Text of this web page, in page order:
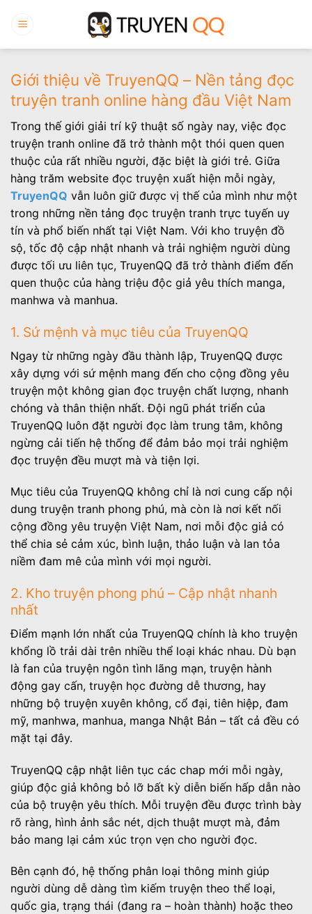
qua
Giới thiệu về TruyenQQ – Nền tảng đọc
truyện tranh online hàng đầu Việt Nam
Trong thế giới giải trí kỹ thuật số ngày nay, việc đọc
truyện tranh online đã trở thành một thói quen quen
thuộc của rất nhiều người, đặc biệt là giới trẻ. Giữa
hàng trăm website đọc truyện xuất hiện mỗi ngày,
TruyenQQ vẫn luôn giữ được vị thế của mình như một
trong những nền tảng đọc truyện tranh trực tuyến uy
tín và phổ biến nhất tại Việt Nam. Với kho truyện đồ
sộ, tốc độ cập nhật nhanh và trải nghiệm người dùng
được tối ưu liên tục, TruyenQQ đã trở thành điểm đến
quen thuộc của hàng triệu độc giả yêu thích manga,
manhwa và manhua.
1. Sứ mệnh và mục tiêu của TruyenQQ
Ngay từ những ngày đầu thành lập, TruyenQQ được
xây dựng với sứ mệnh mang đến cho cộng đồng yêu
truyện một không gian đọc truyện chất lượng, nhanh
chóng và thân thiện nhất. Đội ngũ phát triển của
TruyenQQ luôn đặt người đọc làm trung tâm, không
ngừng cải tiến hệ thống để đảm bảo mọi trải nghiệm
đọc truyện đều mượt mà và tiện lợi.
Mục tiêu của TruyenQQ không chỉ là nơi cung cấp nội
dung truyện tranh phong phú, mà còn là nơi kết nối
cộng đồng yêu truyện Việt Nam, nơi mỗi độc giả có
thể chia sẻ cảm xúc, bình luận, thảo luận và lan tỏa
niềm đam mê của mình với mọi người.
2. Kho truyện phong phú – Cập nhật nhanh
nhất
Điểm mạnh lớn nhất của TruyenQQ chính là kho truyện
khổng lồ trải dài trên nhiều thể loại khác nhau. Dù bạn
là fan của truyện ngôn tình lãng mạn, truyện hành
động gay cấn, truyện học đường dễ thương, hay
những bộ truyện xuyên không, cổ đại, tiên hiệp, đam
mỹ, manhwa, manhua, manga Nhật Bản – tất cả đều có
mặt tại đây.
TruyenQQ cập nhật liên tục các chap mới mỗi ngày,
giúp độc giả không bỏ lỡ bất kỳ diễn biến hấp dẫn nào
của bộ truyện yêu thích. Mỗi truyện đều được trình bày
rõ ràng, hình ảnh sắc nét, dịch thuật mượt mà, đảm
bảo mang lại cảm xúc trọn vẹn cho người đọc.
Bên cạnh đó, hệ thống phân loại thông minh giúp
người dùng dễ dàng tìm kiếm truyện theo thể loại,
quốc gia, trạng thái (đang ra – hoàn thành) hoặc theo